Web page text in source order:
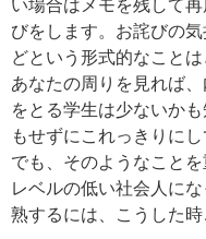
い場合はメモを残して
びをします。お詫びの
どという形式的なことは
あなたの周りを見れば
をとる学生は少ないか
もせずにこれっきりに
でも、そのようなこと
レベルの低い社会人に
熟するには、こうした時